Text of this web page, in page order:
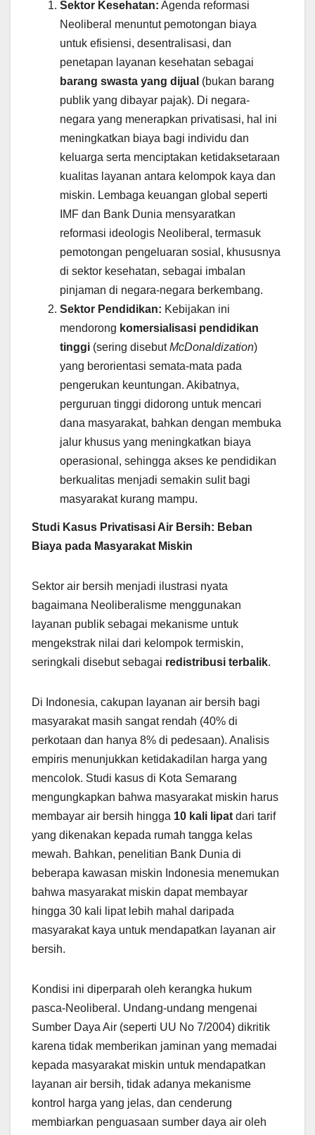
Sektor Kesehatan: Agenda reformasi
Neoliberal menuntut pemotongan biaya
untuk efisiensi, desentralisasi, dan
penetapan layanan kesehatan sebagai
barang swasta yang dijual (bukan barang
publik yang dibayar pajak). Di negara-
negara yang menerapkan privatisasi, hal ini
meningkatkan biaya bagi individu dan
keluarga serta menciptakan ketidaksetaraan
kualitas layanan antara kelompok kaya dan
miskin. Lembaga keuangan global seperti
IMF dan Bank Dunia mensyaratkan
reformasi ideologis Neoliberal, termasuk
pemotongan pengeluaran sosial, khususnya
di sektor kesehatan, sebagai imbalan
pinjaman di negara-negara berkembang.
Sektor Pendidikan: Kebijakan ini
mendorong komersialisasi pendidikan
tinggi (sering disebutMcDonaldization)
yang berorientasi semata-mata pada
pengerukan keuntungan. Akibatnya,
perguruan tinggi didorong untuk mencari
dana masyarakat, bahkan dengan membuka
jalur khusus yang meningkatkan biaya
operasional, sehingga akses ke pendidikan
berkualitas menjadi semakin sulit bagi
masyarakat kurang mampu.
Studi Kasus Privatisasi Air Bersih: Beban
Biaya pada Masyarakat Miskin
Sektor air bersih menjadi ilustrasi nyata
bagaimana Neoliberalisme menggunakan
layanan publik sebagai mekanisme untuk
mengekstrak nilai dari kelompok termiskin,
seringkali disebut sebagai redistribusi terbalik.
Di Indonesia, cakupan layanan air bersih bagi
masyarakat masih sangat rendah (40% di
perkotaan dan hanya 8% di pedesaan). Analisis
empiris menunjukkan ketidakadilan harga yang
mencolok. Studi kasus di Kota Semarang
mengungkapkan bahwa masyarakat miskin harus
membayar air bersih hingga 10 kali lipat dari tarif
yang dikenakan kepada rumah tangga kelas
mewah. Bahkan, penelitian Bank Dunia di
beberapa kawasan miskin Indonesia menemukan
bahwa masyarakat miskin dapat membayar
hingga 30 kali lipat lebih mahal daripada
masyarakat kaya untuk mendapatkan layanan air
bersih.
Kondisi ini diperparah oleh kerangka hukum
pasca-Neoliberal. Undang-undang mengenai
Sumber Daya Air (seperti UU No 7/2004) dikritik
karena tidak memberikan jaminan yang memadai
kepada masyarakat miskin untuk mendapatkan
layanan air bersih, tidak adanya mekanisme
kontrol harga yang jelas, dan cenderung
membiarkan penguasaan sumber daya air oleh